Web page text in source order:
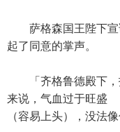
萨格森国王陛下宣
起了同意的掌声。
「齐格鲁德殿下，
来说，气血过于旺盛
（容易上头），没法